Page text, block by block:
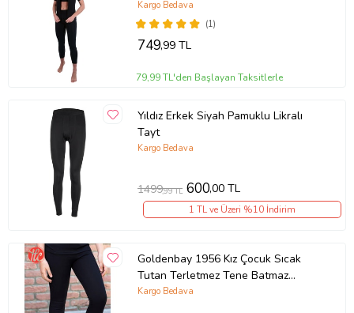
Body Takım
(1)
Kargo Bedava
749,99 TL
79,99 TL'den Başlayan Taksitlerle
Yıldız Erkek Siyah Pamuklu Likralı
Tayt
Kargo Bedava
1499,99 TL 600,00 TL
1 TL ve Üzeri %10 İndirim
Goldenbay 1956 Kız Çocuk Sıcak
Tutan Terletmez Tene Batmaz
Termal Alt Tayt İçlik
Kargo Bedava